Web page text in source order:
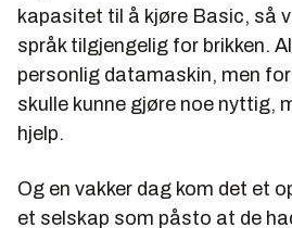
kapasitet til å kjøre Basic, så
språk tilgjengelig for brikken.
personlig datamaskin, men
skulle kunne gjøre noe nyttig,
hjelp.
Og en vakker dag kom det et
et selskap som påsto at de